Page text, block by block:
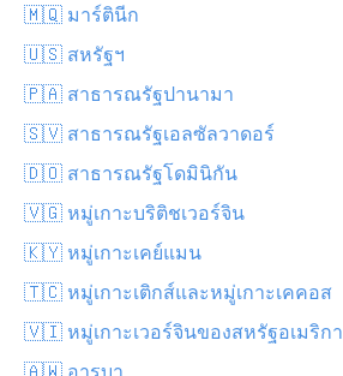
🇲🇶 มาร์ตินีก
🇺🇸 สหรัฐฯ
🇵🇦 สาธารณรัฐปานามา
🇸🇻 สาธารณรัฐเอลซัลวาดอร์
🇩🇴 สาธารณรัฐโดมินิกัน
🇻🇬 หมู่เกาะบริติชเวอร์จิน
🇰🇾 หมู่เกาะเคย์แมน
🇹🇨 หมู่เกาะเติกส์และหมู่เกาะเคคอส
🇻🇮 หมู่เกาะเวอร์จินของสหรัฐอเมริกา
🇦🇼 อารูบา